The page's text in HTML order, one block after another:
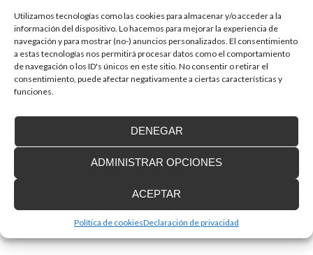
Utilizamos tecnologías como las cookies para almacenar y/o acceder a la
información del dispositivo. Lo hacemos para mejorar la experiencia de
navegación y para mostrar (no-) anuncios personalizados. El consentimiento
a estas tecnologías nos permitirá procesar datos como el comportamiento
de navegación o los ID's únicos en este sitio. No consentir o retirar el
consentimiento, puede afectar negativamente a ciertas características y
funciones.
ACEPTAR
DENEGAR
ADMINISTRAR OPCIONES
Política de cookiesDeclaración de privacidad
alquiler dice:
17 de diciembre de 2020 a las 1:21
Que maravilla de edificio, enhorabuena por la
obra.
Responder
Tu dirección de correo electrónico no será publicada.
obligatorios están marcados con*